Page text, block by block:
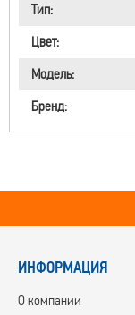
Тип:
Цвет:
Модель:
Бренд:
ИНФОРМАЦИЯ
О компании